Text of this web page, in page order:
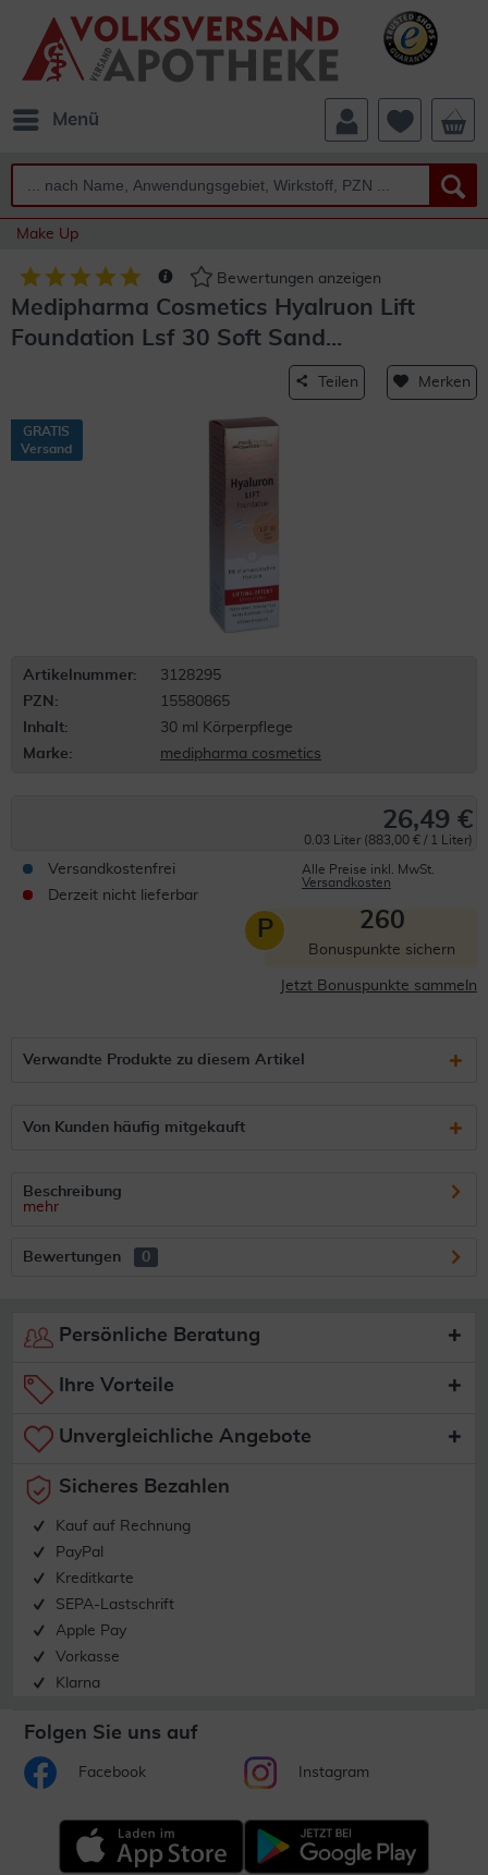
Menü
Make Up
Bewertungen anzeigen
Medipharma Cosmetics Hyalruon Lift
Foundation Lsf 30 Soft Sand...
Teilen Merken
GRATIS
Versand
Artikelnummer:
3128295
PZN:
15580865
Inhalt:
30 ml Körperpflege
Marke:
medipharma cosmetics
26,49 €
0.03 Liter (883,00 € / 1 Liter)
Versandkostenfrei
Derzeit nicht lieferbar
Alle Preise inkl. MwSt.
Versandkosten
P 260
Bonuspunkte sichern
Jetzt Bonuspunkte sammeln
Verwandte Produkte zu diesem Artikel
Von Kunden häufig mitgekauft
Beschreibung
mehr
Bewertungen 0
Persönliche Beratung
Ihre Vorteile
Unvergleichliche Angebote
Sicheres Bezahlen
Kauf auf Rechnung
PayPal
Kreditkarte
SEPA-Lastschrift
Apple Pay
Vorkasse
Klarna
Folgen Sie uns auf
Facebook Instagram